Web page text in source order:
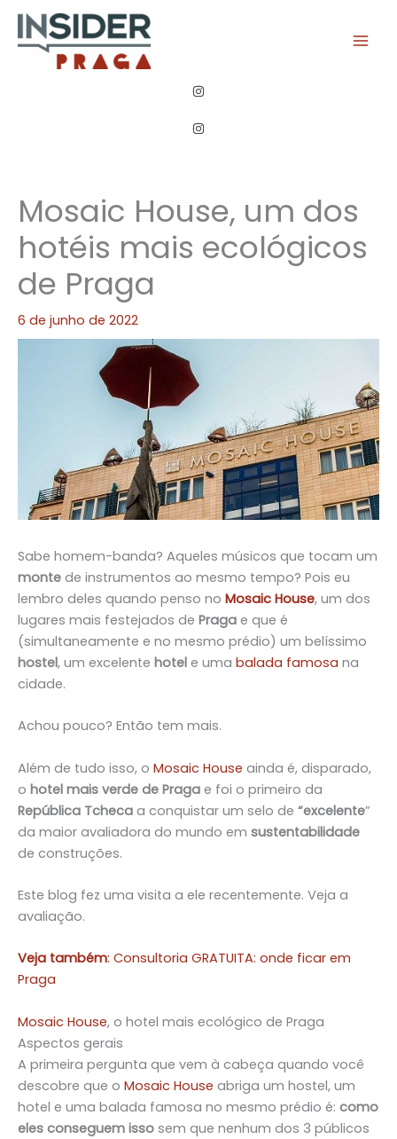
conteúdo
Mosaic House, um dos
hotéis mais ecológicos
de Praga
6 de junho de 2022
Sabe homem-banda? Aqueles músicos que tocam um
monte de instrumentos ao mesmo tempo? Pois eu
lembro deles quando penso no Mosaic House, um dos
lugares mais festejados de Praga e que é
(simultaneamente e no mesmo prédio) um belíssimo
hostel, um excelente hotel e uma balada famosa na
cidade.
Achou pouco? Então tem mais.
Além de tudo isso, o Mosaic House ainda é, disparado,
o hotel mais verde de Praga e foi o primeiro da
República Tcheca a conquistar um selo de “excelente”
da maior avaliadora do mundo em sustentabilidade
de construções.
Este blog fez uma visita a ele recentemente. Veja a
avaliação.
Veja também: Consultoria GRATUITA: onde ficar em
Praga
Mosaic House, o hotel mais ecológico de Praga
Aspectos gerais
A primeira pergunta que vem à cabeça quando você
descobre que o Mosaic House abriga um hostel, um
hotel e uma balada famosa no mesmo prédio é: como
eles conseguem isso sem que nenhum dos 3 públicos